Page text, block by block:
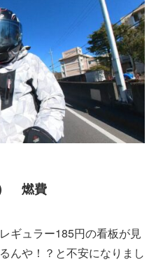
燃費
ギュラー185円の看板が見
んや！？と不安になりまし